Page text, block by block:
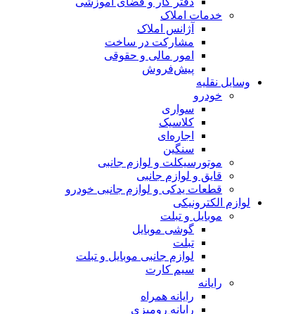
خدمات املاک
آژانس املاک
مشارکت در ساخت
امور مالی و حقوقی
پیش‌فروش
وسایل نقلیه
خودرو
سواری
کلاسیک
اجاره‌ای
سنگین
موتورسیکلت و لوازم جانبی
قایق و لوازم جانبی
قطعات یدکی و لوازم جانبی خودرو
لوازم الکترونیکی
موبایل و تبلت
گوشی موبایل
تبلت
لوازم جانبی موبایل و تبلت
سیم کارت
رایانه
رایانه همراه
رایانه رومیزی